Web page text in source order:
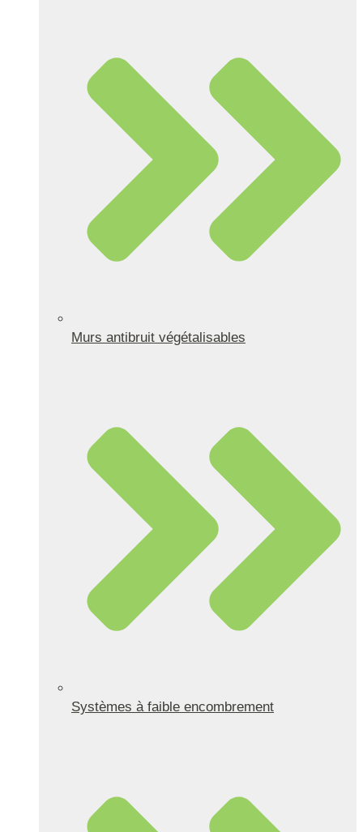
Murs antibruit végétalisables
Systèmes à faible encombrement